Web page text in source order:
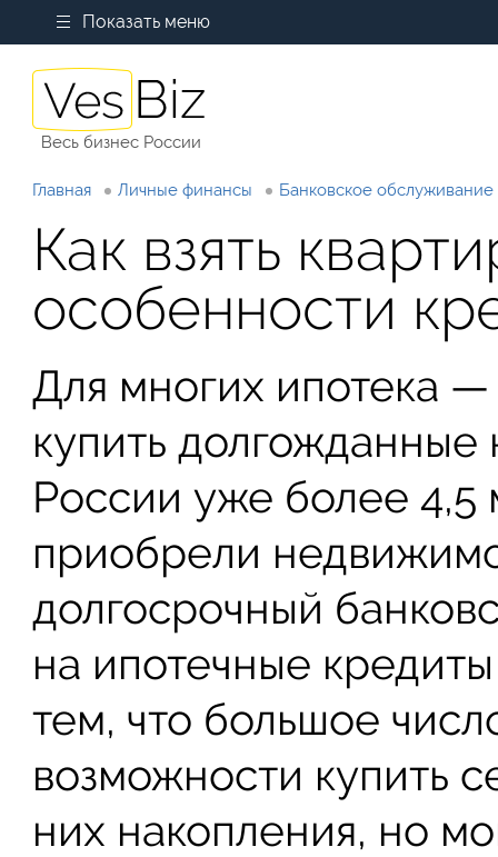
Показать меню
Весь бизнес России
Главная Личные финансы Банковское обслуживание
Как взять
особенности
Для многих ипотека
купить
России уже более
приобрели
долгосрочный
на ипотечные
тем, что большое
возможности купить
них накопления, но